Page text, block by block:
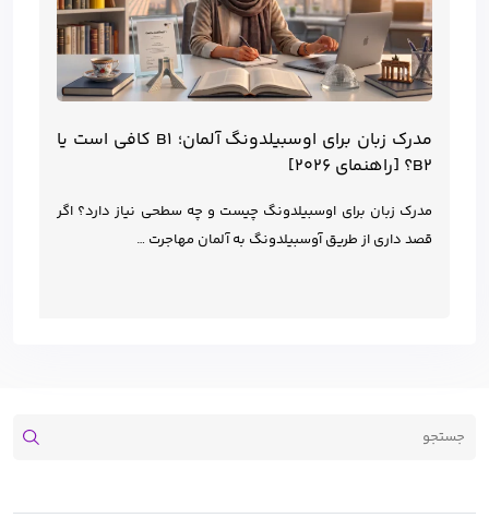
مدرک زبان برای اوسبیلدونگ آلمان؛ B1 کافی است یا
B2؟ [راهنمای ۲۰۲۶]
مدرک زبان برای اوسبیلدونگ چیست و چه سطحی نیاز دارد؟ اگر
قصد داری از طریق آوسبیلدونگ به آلمان مهاجرت …